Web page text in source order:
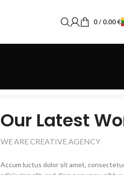
0/ 0.00€
Our Latest
WE ARE CREATIVE AGENCY
Accum luctus dolor sit amet,